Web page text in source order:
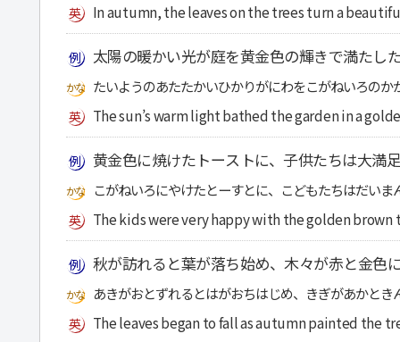
In autumn, the leaves on the trees turn a
太陽の暖かい光が庭を黄金色の輝きで満たした
たいようのあたたかいひかりがにわをこがねいろのか
The sun’s warm light bathed the garden in a
黄金色に焼けたトーストに、子供たちは大満足
こがねいろにやけたとーすとに、こどもたちはだいま
The kids were very happy with the golden brown
秋が訪れると葉が落ち始め、木々が赤と金色に
あきがおとずれるとはがおちはじめ、きぎがあかとき
The leaves began to fall as autumn painted the